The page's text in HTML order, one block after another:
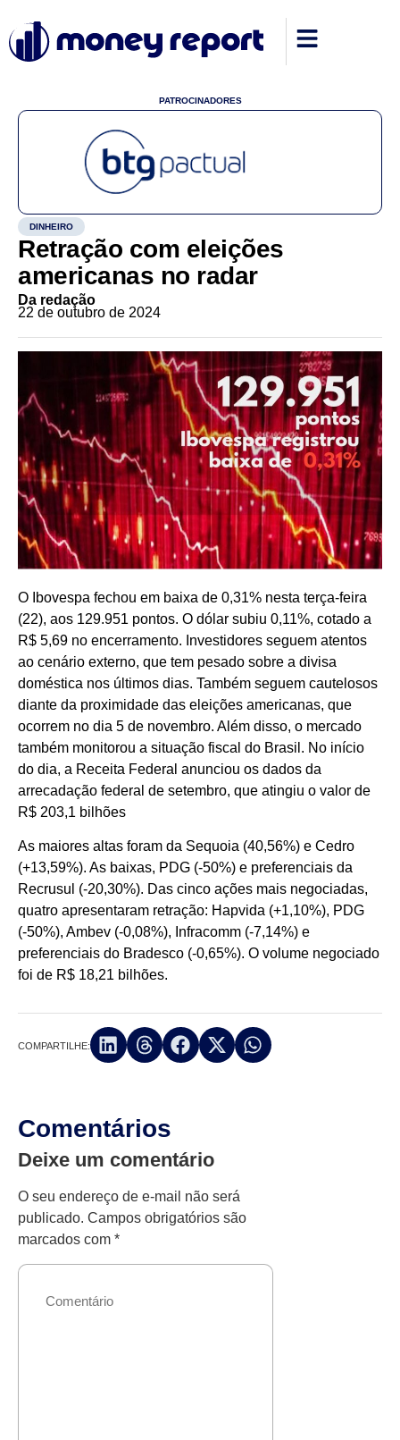
PATROCINADORES
DINHEIRO
Retração com eleições
americanas no radar
Da redação
22 de outubro de 2024
O Ibovespa fechou em baixa de 0,31% nesta terça-feira
(22), aos 129.951 pontos. O dólar subiu 0,11%, cotado a
R$ 5,69 no encerramento. Investidores seguem atentos
ao cenário externo, que tem pesado sobre a divisa
doméstica nos últimos dias. Também seguem cautelosos
diante da proximidade das eleições americanas, que
ocorrem no dia 5 de novembro. Além disso, o mercado
também monitorou a situação fiscal do Brasil. No início
do dia, a Receita Federal anunciou os dados da
arrecadação federal de setembro, que atingiu o valor de
R$ 203,1 bilhões
As maiores altas foram da Sequoia (40,56%) e Cedro
(+13,59%). As baixas, PDG (-50%) e preferenciais da
Recrusul (-20,30%). Das cinco ações mais negociadas,
quatro apresentaram retração: Hapvida (+1,10%), PDG
(-50%), Ambev (-0,08%), Infracomm (-7,14%) e
preferenciais do Bradesco (-0,65%). O volume negociado
foi de R$ 18,21 bilhões.
COMPARTILHE:
Comentários
Deixe um comentário
O seu endereço de e-mail não será
publicado. Campos obrigatórios são
marcados com *